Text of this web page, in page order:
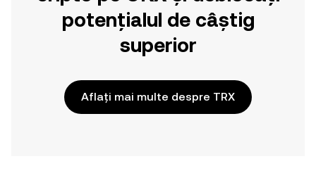
potențialul de câștig
superior
Aflați mai multe despre TRX